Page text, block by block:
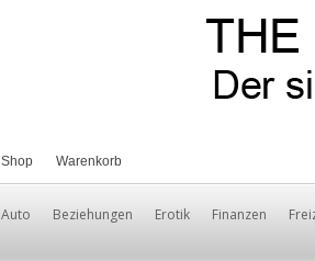
Shop Warenkorb
Auto Beziehungen Erotik Finanzen